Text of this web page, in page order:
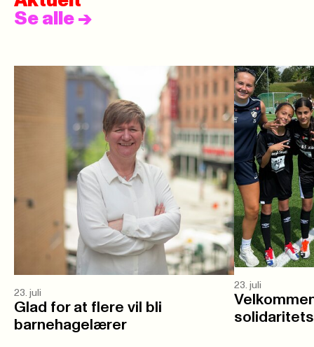
Se alle ->
23. juli
Glad for at flere vil bli
barnehagelærer
23. juli